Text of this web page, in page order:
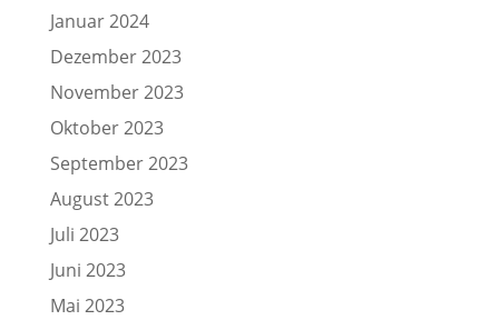
Januar 2024
Dezember 2023
November 2023
Oktober 2023
September 2023
August 2023
Juli 2023
Juni 2023
Mai 2023